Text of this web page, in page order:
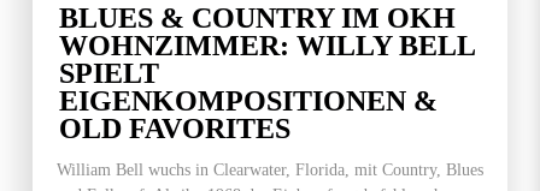
BLUES & COUNTRY IM OKH
WOHNZIMMER: WILLY BELL
SPIELT
EIGENKOMPOSITIONEN &
OLD FAVORITES
William Bell wuchs in Clearwater, Florida, mit Country, Blues